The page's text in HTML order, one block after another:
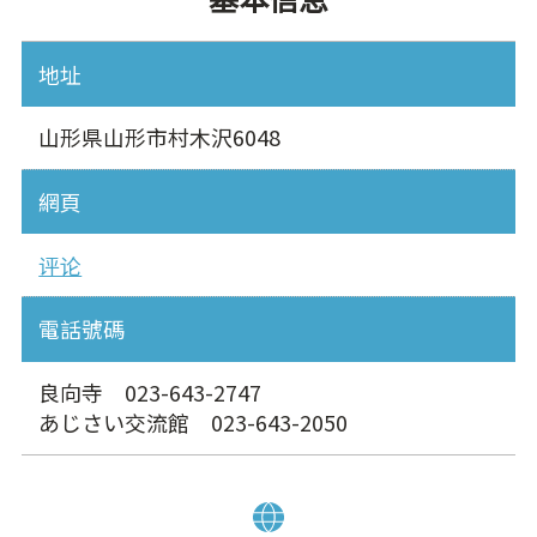
地址
山形県山形市村木沢6048
網頁
评论
電話號碼
良向寺 023-643-2747
あじさい交流館 023-643-2050